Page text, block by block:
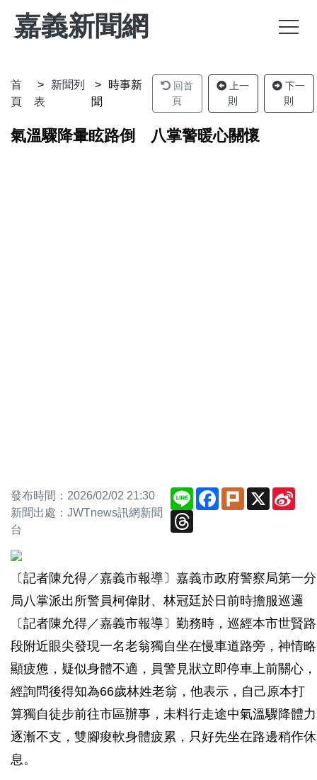
嘉義新聞網
首
頁
新聞列
表
時事新
聞
回首
頁
上一
則
下一
則
氣溫驟降暈眩路倒 八掌警暖心關懷
發布時間：2026/02/02 21:30
新聞出處：JWTnews訊網新聞
台
Line Facebook
PlurkX
Threads
〔記者陳允得／嘉義市報導〕嘉義市政府警察局第一分
局八掌派出所警員柯偉財、林冠廷於日前時擔服巡邏
〔記者陳允得／嘉義市報導〕勤務時，巡經本市世賢路
段附近眼尖發現一名老翁獨自坐在慢車道路旁，神情略
顯疲憊，疑似身體不適，員警見狀立即停車上前關心，
經詢問後得知為66歲林姓老翁，他表示，自己原本打
算獨自徒步前往市區辦事，未料行走途中氣溫驟降體力
逐漸不支，雙腳痠軟身體疲累，只好先坐在路邊稍作休
息。